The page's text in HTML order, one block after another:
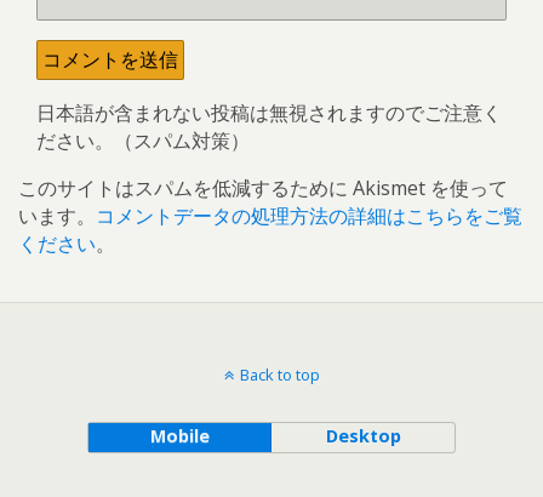
日本語が含まれない投稿は無視されますのでご注意く
ださい。（スパム対策）
このサイトはスパムを低減するために Akismet を使って
います。 コメントデータの処理方法の詳細はこちらをご覧
ください。
Back to top
Mobile Desktop